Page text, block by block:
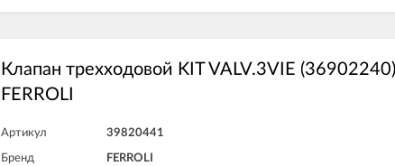
Клапан трехходовой KIT VALV.3VIE (36902240)
FERROLI
Артикул 39820441
Бренд FERROLI